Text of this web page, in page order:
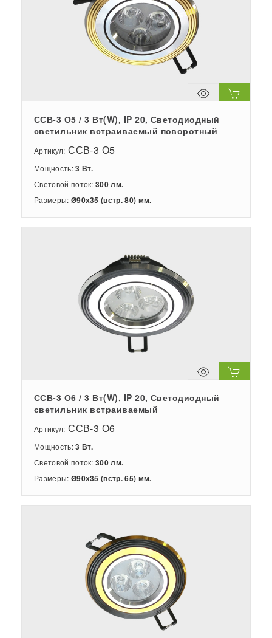
ССВ-3 О5 / 3 Вт(W), IP 20, Светодиодный
светильник встраиваемый поворотный
Артикул: ССВ-3 О5
Мощность:3 Вт.
Световой поток:300 лм.
Размеры: Ø90х35 (встр. 80) мм.
ССВ-3 О6 / 3 Вт(W), IP 20, Светодиодный
светильник встраиваемый
Артикул: ССВ-3 О6
Мощность:3 Вт.
Световой поток:300 лм.
Размеры: Ø90х35 (встр. 65) мм.